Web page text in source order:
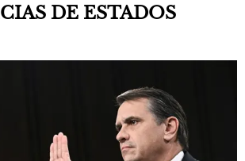
DE ESTADOS